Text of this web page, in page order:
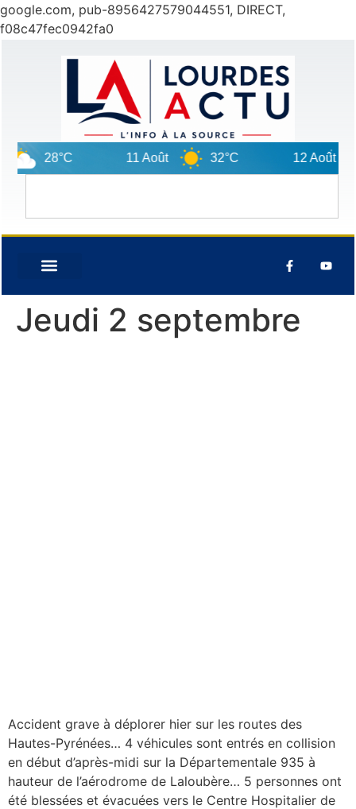
google.com, pub-8956427579044551, DIRECT,
f08c47fec0942fa0
28°C 11 Août 32°C 12 Août
Jeudi 2 septembre
Accident grave à déplorer hier sur les routes des
Hautes-Pyrénées… 4 véhicules sont entrés en collision
en début d’après-midi sur la Départementale 935 à
hauteur de l’aérodrome de Laloubère… 5 personnes ont
été blessées et évacuées vers le Centre Hospitalier de